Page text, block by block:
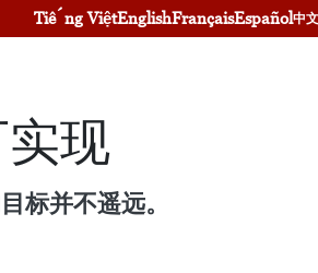
Tiếng ViệtEnglishFrançaisEspañol中文
现
标并不遥远。